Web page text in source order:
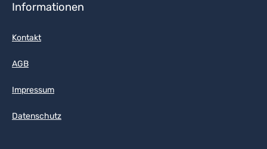
Informationen
Kontakt
AGB
Impressum
Datenschutz